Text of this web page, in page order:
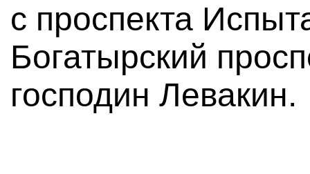
с проспекта
Богатырский
господин Левакин.